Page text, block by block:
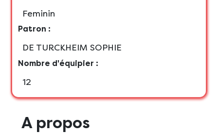
Feminin
Patron :
DE TURCKHEIM SOPHIE
Nombre d'équipier :
12
A propos